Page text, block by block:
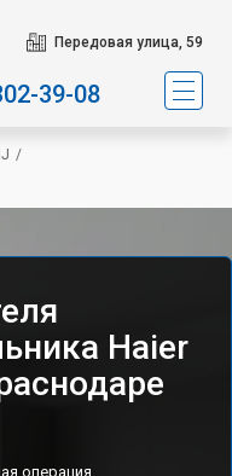
Передовая улица, 59
39-08
/
Haier
операция,